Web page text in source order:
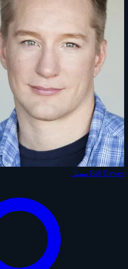
Bill Dawes ممثل